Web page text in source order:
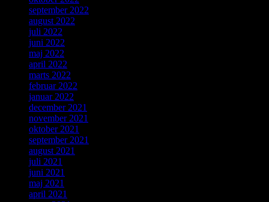
september 2022
august 2022
juli 2022
juni 2022
maj 2022
april 2022
marts 2022
februar 2022
januar 2022
december 2021
november 2021
oktober 2021
september 2021
august 2021
juli 2021
juni 2021
maj 2021
april 2021